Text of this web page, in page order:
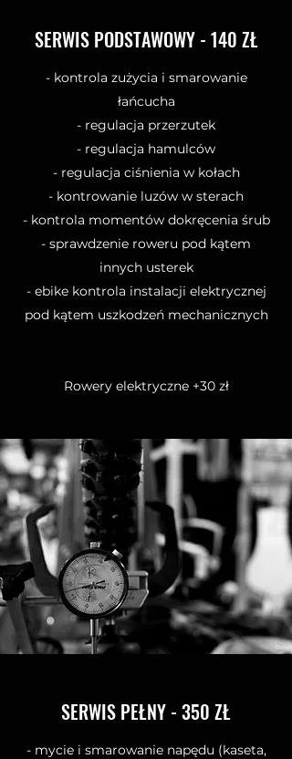
SERWIS PODSTAWOWY - 140 ZŁ
- kontrola zużycia i smarowanie
łańcucha
- regulacja przerzutek
- regulacja hamulców
- regulacja ciśnienia w kołach
- kontrowanie luzów w sterach
- kontrola momentów dokręcenia śrub
- sprawdzenie roweru pod kątem
innych usterek
- ebike kontrola instalacji elektrycznej
pod kątem uszkodzeń mechanicznych
Rowery elektryczne +30 zł
SERWIS PEŁNY - 350 ZŁ
- mycie i smarowanie napędu (kaseta,